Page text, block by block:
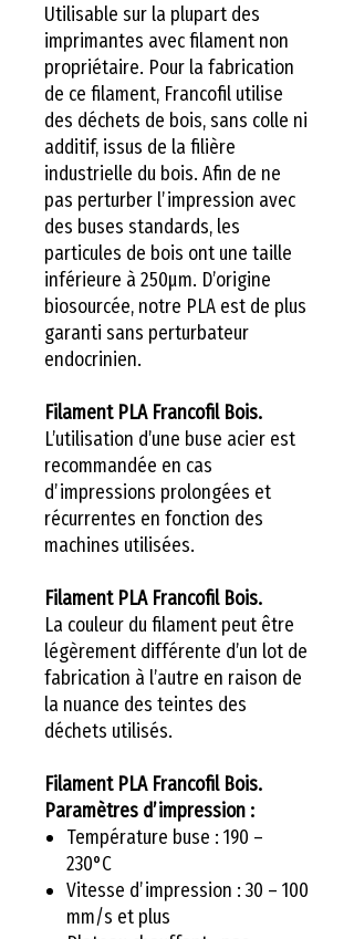
Utilisable sur la plupart des
imprimantes avec filament non
propriétaire. Pour la fabrication
de ce filament, Francofil utilise
des déchets de bois, sans colle ni
additif, issus de la filière
industrielle du bois. Afin de ne
pas perturber l’impression avec
des buses standards, les
particules de bois ont une taille
inférieure à 250µm. D’origine
biosourcée, notre PLA est de plus
garanti sans perturbateur
endocrinien.
Filament PLA Francofil Bois.
L’utilisation d’une buse acier est
recommandée en cas
d’impressions prolongées et
récurrentes en fonction des
machines utilisées.
Filament PLA Francofil Bois.
La couleur du filament peut être
légèrement différente d’un lot de
fabrication à l’autre en raison de
la nuance des teintes des
déchets utilisés.
Filament PLA Francofil Bois.
Paramètres d’impression :
Température buse : 190 –
230°C
Vitesse d’impression : 30 – 100
mm/s et plus